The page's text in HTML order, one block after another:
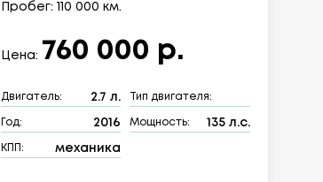
Пробег: 110 000 км.
Цена: 760 000 р.
Двигатель: 2.7 л. Тип двигателя:
Год: 2016 Мощность: 135 л.с.
КПП: механика